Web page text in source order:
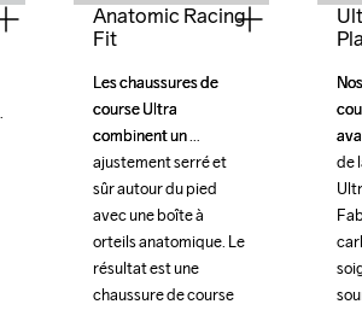
Anatomic Racing
Fit
Les chaussures de
course Ultra
combinent un
ajustement serré et
sûr autour du pied
avec une boîte à
orteils anatomique. Le
résultat est une
chaussure de course
Les chaussures de
course Ultra
combinent un
ajustement serré et
sûr autour du pied
avec une boîte à
orteils anatomique. Le
résultat est une
chaussure de course
de
de